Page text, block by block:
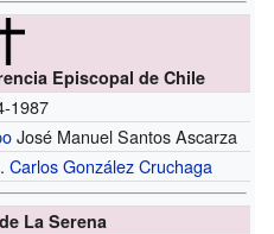
Episcopal de Chile
1987
José Manuel Santos Ascarza
Carlos González Cruchaga
La Serena